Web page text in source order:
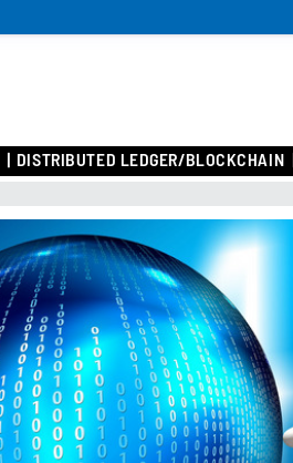
DISTRIBUTED LEDGER/BLOCKCHAIN